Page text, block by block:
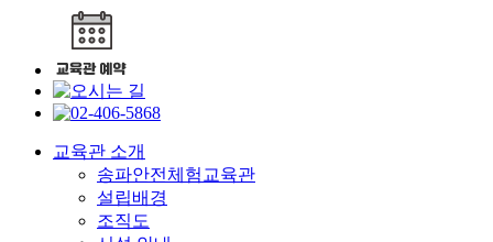
교육관 소개
송파안전체험교육관
설립배경
조직도